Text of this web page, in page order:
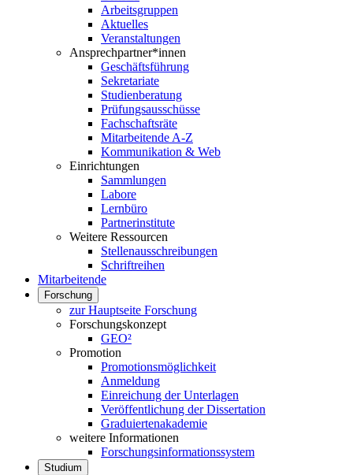
Arbeitsgruppen
Aktuelles
Veranstaltungen
Ansprechpartner*innen
Geschäftsführung
Sekretariate
Studienberatung
Prüfungsausschüsse
Fachschaftsräte
Mitarbeitende A-Z
Kommunikation & Web
Einrichtungen
Sammlungen
Labore
Lernbüro
Partnerinstitute
Weitere Ressourcen
Stellenausschreibungen
Schriftreihen
Mitarbeitende
Forschung
zur Hauptseite Forschung
Forschungskonzept
GEO²
Promotion
Promotionsmöglichkeit
Anmeldung
Einreichung der Unterlagen
Veröffentlichung der Dissertation
Graduiertenakademie
weitere Informationen
Forschungsinformationssystem
Studium